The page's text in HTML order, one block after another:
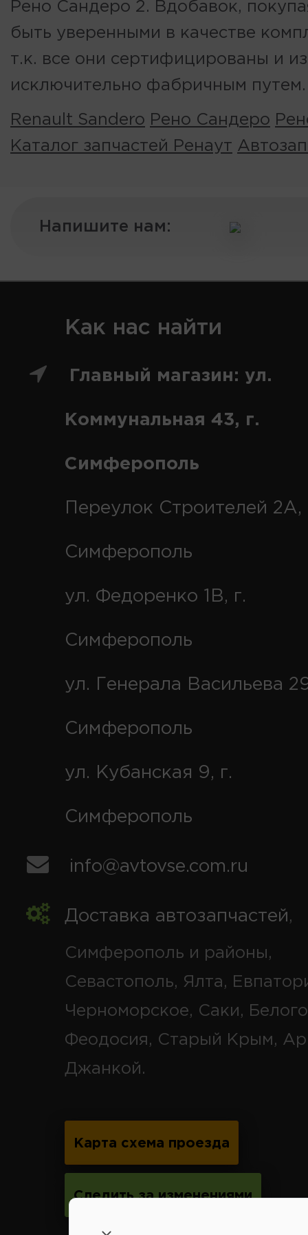
Рено Сандеро 2. Вдобавок,
быть уверенными в качестве
т.к. все они сертифицированы и
исключительно фабричным
Renault Sandero Рено Сандеро
Каталог запчастей Ренаут
Напишите нам:
Как нас найти
Главный магазин: ул.
Коммунальная 43, г.
Симферополь
Переулок Строителей 2А,
Симферополь
ул. Федоренко 1В, г.
Симферополь
ул. Генерала Васильева
Симферополь
ул. Кубанская 9, г.
Симферополь
info@avtovse.com.ru
Доставка автозапчастей,
Симферополь и районы,
Севастополь, Ялта,
Черноморское, Саки,
Феодосия, Старый Крым,
Джанкой.
Карта схема проезда
Следить за изменениями